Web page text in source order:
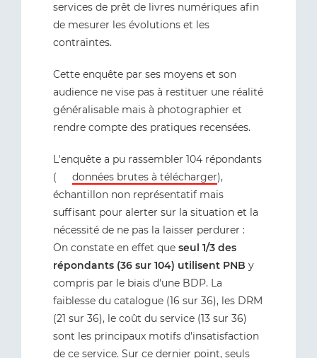
services de prêt de livres numériques afin
de mesurer les évolutions et les
contraintes.
Cette enquête par ses moyens et son
audience ne vise pas à restituer une réalité
généralisable mais à photographier et
rendre compte des pratiques recensées.
L'enquête a pu rassembler 104 répondants
(
données brutes à télécharger),
échantillon non représentatif mais
suffisant pour alerter sur la situation et la
nécessité de ne pas la laisser perdurer :
On constate en effet que seul 1/3 des
répondants (36 sur 104) utilisent PNB y
compris par le biais d'une BDP. La
faiblesse du catalogue (16 sur 36), les DRM
(21 sur 36), le coût du service (13 sur 36)
sont les principaux motifs d'insatisfaction
de ce service. Sur ce dernier point, seuls